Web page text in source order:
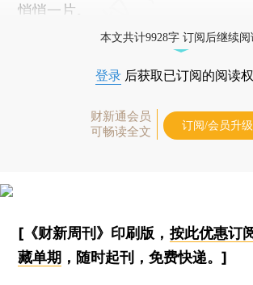
悄悄一片。
本文共计9928字 订阅后继续阅
登录 后获取已订阅的阅读
财新通会员
可畅读全文
订阅/会员升级
[《财新周刊》印刷版， 按此优惠订
藏单期 ，随时起刊，免费快递。]